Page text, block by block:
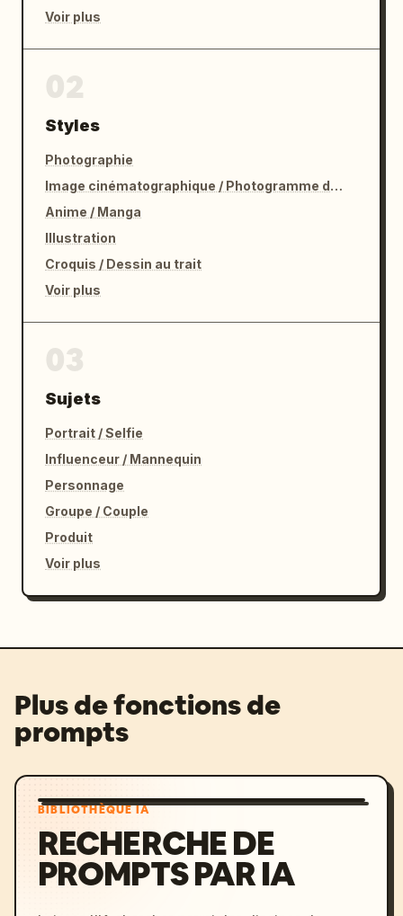
Voir plus
Styles
Photographie
Image cinématographique / Photogramme de film
Anime / Manga
Illustration
Croquis / Dessin au trait
Voir plus
Sujets
Portrait / Selfie
Influenceur / Mannequin
Personnage
Groupe / Couple
Produit
Voir plus
Plus de fonctions de
prompts
BIBLIOTHÈQUE IA
RECHERCHE DE
PROMPTS PAR IA